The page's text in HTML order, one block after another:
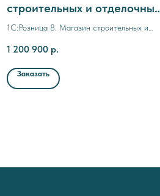
строительных и отделочных
материалов. Комплект на
1С:Розница 8. Магазин строительных и
магазинов. Коробочная пос
1 200 900 р.
Заказать